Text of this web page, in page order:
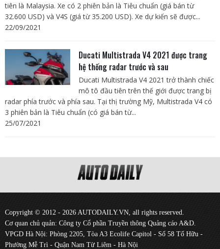
tiên là Malaysia. Xe có 2 phiên bản là Tiêu chuẩn (giá bán từ
32.600 USD) và V4S (giá từ 35.200 USD). Xe dự kiến sẽ được...
22/09/2021
Ducati Multistrada V4 2021 được trang
hệ thống radar trước và sau
Ducati Multistrada V4 2021 trở thành chiếc
mô tô đầu tiên trên thế giới được trang bị
radar phía trước và phía sau. Tại thị trường Mỹ, Multistrada V4 có
3 phiên bản là Tiêu chuẩn (có giá bán từ...
25/07/2021
Copyright © 2012 - 2026 AUTODAILY.VN, all rights reserved.
Cơ quan chủ quản: Công ty Cổ phần Truyền thông Quảng cáo A&D.
VPGD Hà Nội: Phòng 2205, Tòa A3 Ecolife Capitol - Số 58 Tố Hữu -
Phường Mễ Trì - Quận Nam Từ Liêm - Hà Nội